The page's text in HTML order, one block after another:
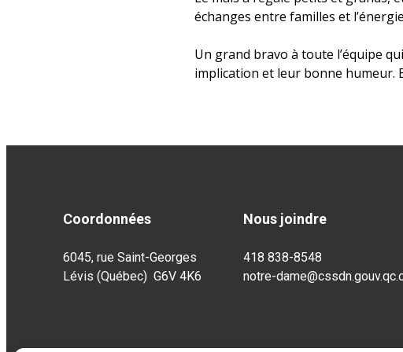
échanges entre familles et
Un grand bravo à toute l’équipe
implication et leur bonne humeur.
Coordonnées
6045, rue Saint-Georges
Lévis (Québec) G6V 4K6
Nous joindre
418 838-8548
notre-